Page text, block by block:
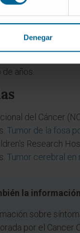
Denegar
Los astrocitomas
muy baja. El
a
años.
del Cáncer
Tumor de la fosa
Research
Tumor cerebral en
la
sobre
por el Cancer